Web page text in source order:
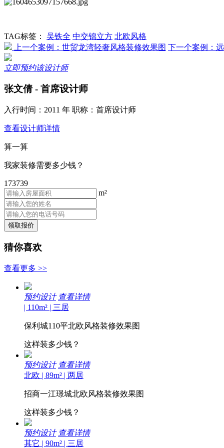
TAG标签： 吴铁全 中交锦立方 北欧风格
上一个案例：世贸龙湾轻奢风格装修效果图 下一个案例：
立即预约该设计师
张文倩- 首席设计师
入行时间：2011 年 职称：首席设计师
查看设计师详情
算一算
我家装修需要多少钱？
173739
m²
猜你喜欢
查看更多 >>
预约设计 查看详情
| 110m² | 三居
保利城110平北欧风格装修效果图
这样装多少钱？
预约设计 查看详情
北欧 | 89m² | 两居
招商一江璟城北欧风格装修效果图
这样装多少钱？
预约设计 查看详情
其它 | 90m² | 三居